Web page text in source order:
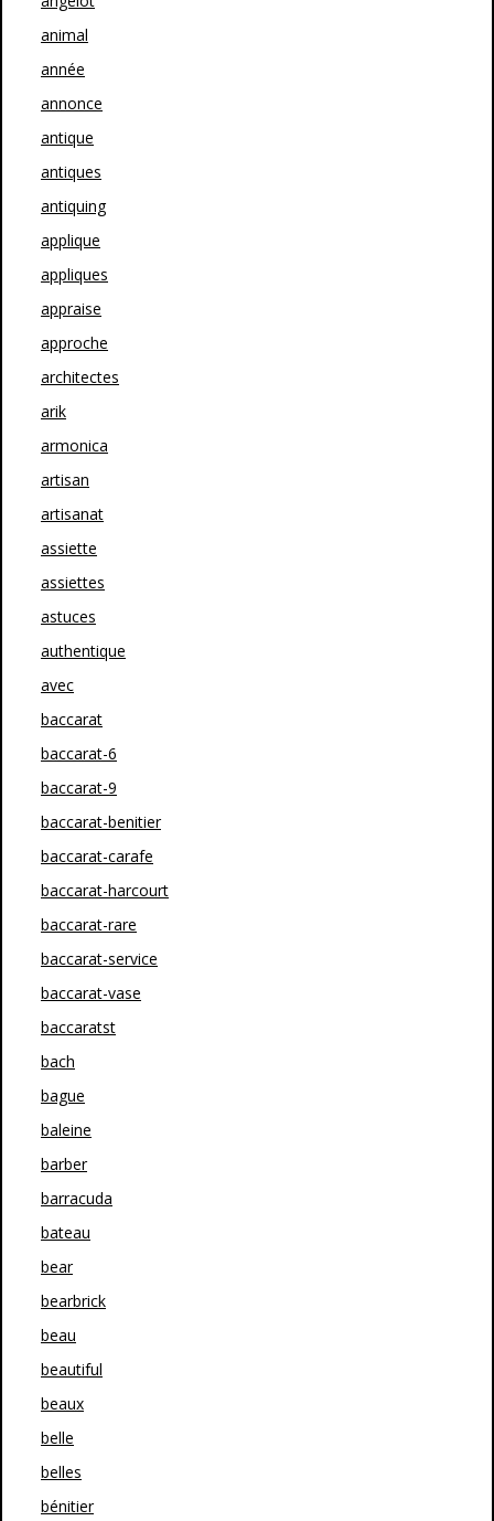
animal
année
annonce
antique
antiques
antiquing
applique
appliques
appraise
approche
architectes
arik
armonica
artisan
artisanat
assiette
assiettes
astuces
authentique
avec
baccarat
baccarat-6
baccarat-9
baccarat-benitier
baccarat-carafe
baccarat-harcourt
baccarat-rare
baccarat-service
baccarat-vase
baccaratst
bach
bague
baleine
barber
barracuda
bateau
bear
bearbrick
beau
beautiful
beaux
belle
belles
bénitier